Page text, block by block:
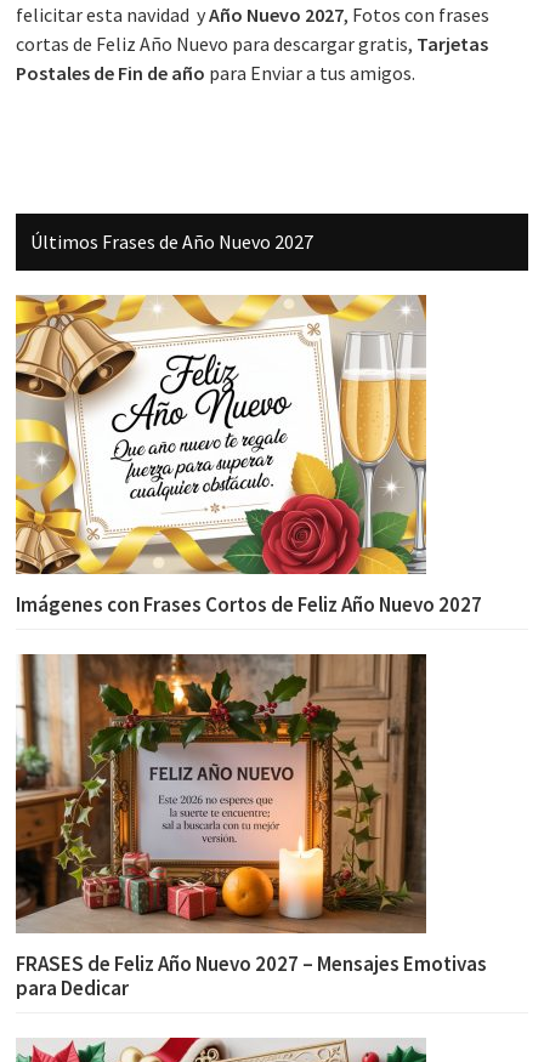
felicitar esta navidad yAño Nuevo 2027, Fotos con frases
cortas de Feliz Año Nuevo para descargar gratis, Tarjetas
Postales de Fin de año para Enviar a tus amigos.
Últimos Frases de Año Nuevo 2027
Imágenes con Frases Cortos de Feliz Año Nuevo 2027
FRASES de Feliz Año Nuevo 2027 – Mensajes Emotivas
para Dedicar